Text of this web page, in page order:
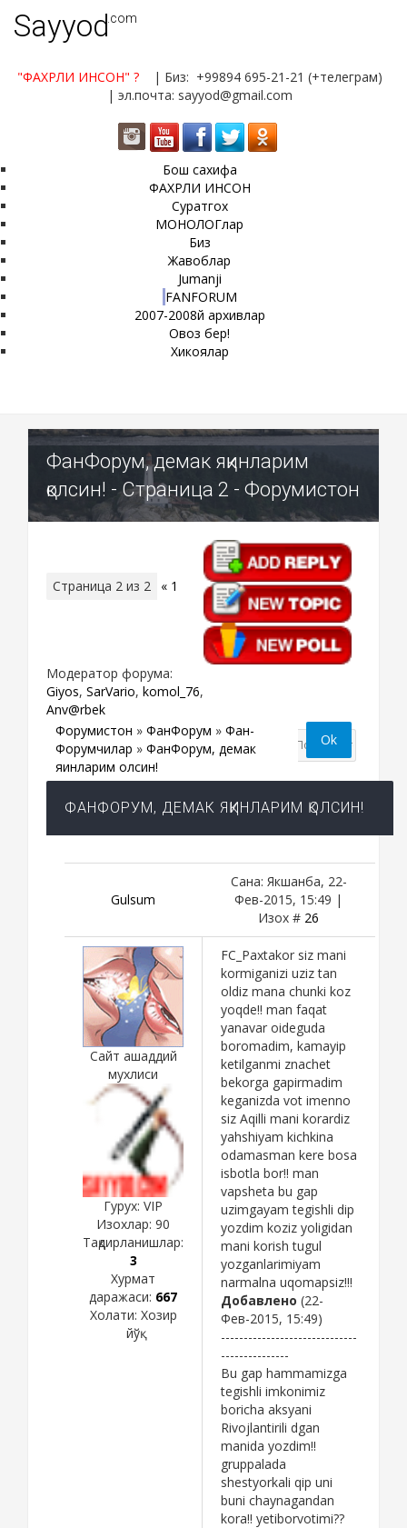
Sayyod.com
"ФАХРЛИ ИНСОН" ?
| Биз: +99894 695-21-21 (+телеграм)
| эл.почта: sayyod@gmail.com
Бош сахифа
ФАХРЛИ ИНСОН
Суратгох
МОНОЛОГлар
Биз
Жавоблар
Jumanji
FANFORUM
2007-2008й архивлар
Овоз бер!
Хикоялар
ФанФорум, демак яқинларим
қолсин! - Страница 2 - Форумистон
Страница 2 из 2 « 1
Модератор форума:
Giyos, SarVario, komol_76,
Anv@rbek
Форумистон » ФанФорум » Фан-
Форумчилар » ФанФорум, демак
яқинларим қолсин!
ФАНФОРУМ, ДЕМАК ЯҚИНЛАРИМ ҚОЛСИН!
Gulsum
Сана: Якшанба, 22-
Фев-2015, 15:49 |
Изох # 26
Сайт ашаддий
мухлиси
Гурух: VIP
Изохлар: 90
Тақдирланишлар:
3
Хурмат
даражаси: 667
Холати: Хозир
йўқ
FC_Paxtakor siz mani
kormiganizi uziz tan
oldiz mana chunki koz
yoqde!! man faqat
yanavar oideguda
boromadim, kamayip
ketilganmi znachet
bekorga gapirmadim
keganizda vot imenno
siz Aqilli mani korardiz
yahshiyam kichkina
odamasman kere bosa
isbotla bor!! man
vapsheta bu gap
uzimgayam tegishli dip
yozdim koziz yoligidan
mani korish tugul
yozganlarimiyam
narmalna uqomapsiz!!!
Добавлено (22-
Фев-2015, 15:49)
------------------------------
---------------
Bu gap hammamizga
tegishli imkonimiz
boricha aksyani
Rivojlantirili dgan
manida yozdim!!
gruppalada
shestyorkali qip uni
buni chaynagandan
kora!! yetiborvotimi??